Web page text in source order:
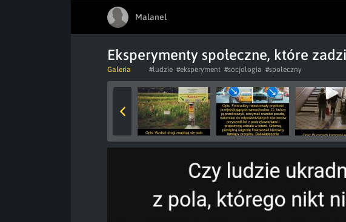
Malanel
Eksperymenty społeczne, które
Galeria #ludzie #eksperyment #socjologia #spoleczny